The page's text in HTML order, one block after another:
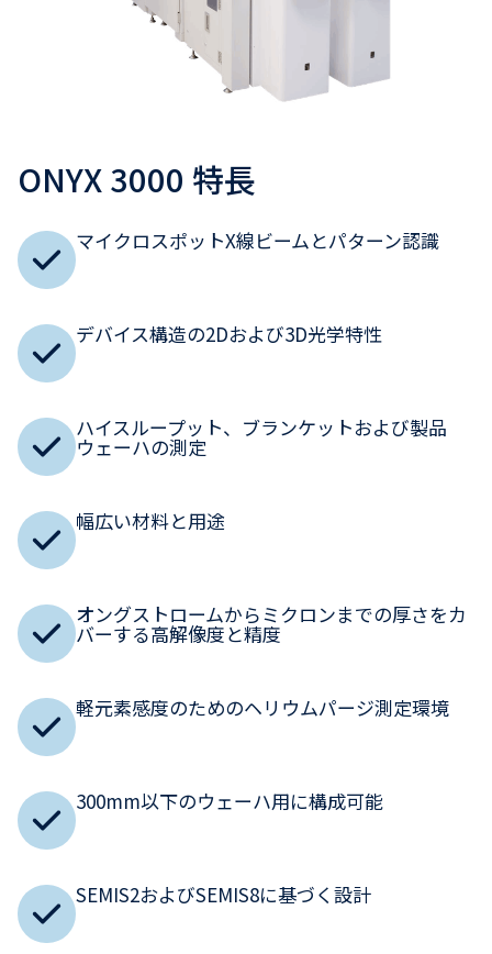
ONYX 3000 特長
マイクロスポットX線ビームとパターン認識
デバイス構造の2Dおよび3D光学特性
ハイスループット、ブランケットおよび製品
ウェーハの測定
幅広い材料と用途
オングストロームからミクロンまでの厚さをカ
バーする高解像度と精度
軽元素感度のためのヘリウムパージ測定環境
300mm以下のウェーハ用に構成可能
SEMIS2およびSEMIS8に基づく設計